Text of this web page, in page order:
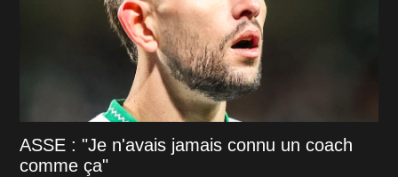
ASSE : "Je n'avais jamais connu un coach
comme ça"